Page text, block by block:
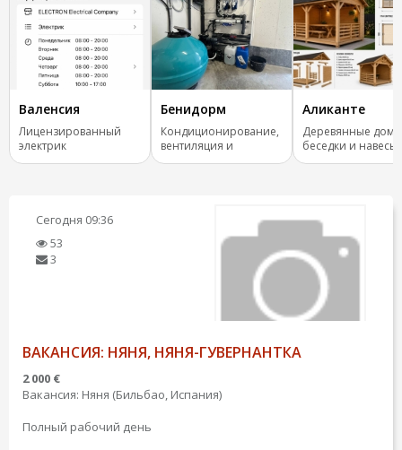
Валенсия
Лицензированный
электрик
Бенидорм
Кондиционирование,
вентиляция и
отопление.
Аликанте
Деревянные
беседки и навесы
ключ
Сегодня 09:36
53
3
ВАКАНСИЯ: НЯНЯ, НЯНЯ-ГУВЕРНАНТКА
2 000 €
Вакансия: Няня (Бильбао, Испания)
Полный рабочий день